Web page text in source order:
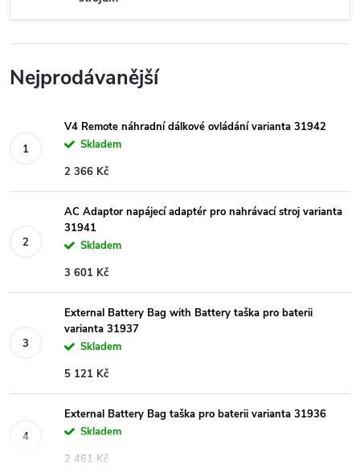
Nejprodávanější
V4 Remote náhradní dálkové ovládání varianta 31942
Skladem
2 366 Kč
AC Adaptor napájecí adaptér pro nahrávací stroj varianta
31941
Skladem
3 601 Kč
External Battery Bag with Battery taška pro baterii
varianta 31937
Skladem
5 121 Kč
External Battery Bag taška pro baterii varianta 31936
Skladem
2 461 Kč